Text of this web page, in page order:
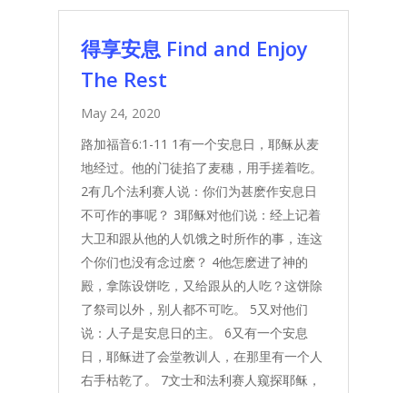
得享安息 Find and Enjoy
The Rest
May 24, 2020
路加福音6:1-11 1有一个安息日，耶稣从麦
地经过。他的门徒掐了麦穗，用手搓着吃。
2有几个法利赛人说：你们为甚麽作安息日
不可作的事呢？ 3耶稣对他们说：经上记着
大卫和跟从他的人饥饿之时所作的事，连这
个你们也没有念过麽？ 4他怎麽进了神的
殿，拿陈设饼吃，又给跟从的人吃？这饼除
了祭司以外，别人都不可吃。 5又对他们
说：人子是安息日的主。 6又有一个安息
日，耶稣进了会堂教训人，在那里有一个人
右手枯乾了。 7文士和法利赛人窥探耶稣，